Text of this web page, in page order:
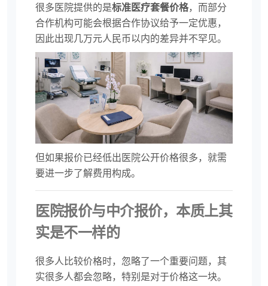
很多医院提供的是标准医疗套餐价格，而部分
合作机构可能会根据合作协议给予一定优惠，
因此出现几万元人民币以内的差异并不罕见。
但如果报价已经低出医院公开价格很多，就需
要进一步了解费用构成。
医院报价与中介报价，本质上其
实是不一样的
很多人比较价格时，忽略了一个重要问题，其
实很多人都会忽略，特别是对于价格这一块。